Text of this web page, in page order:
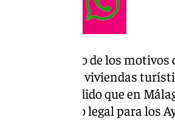
que «uno de los
en alquiler viviendas
ha añadido que en
un marco legal para los